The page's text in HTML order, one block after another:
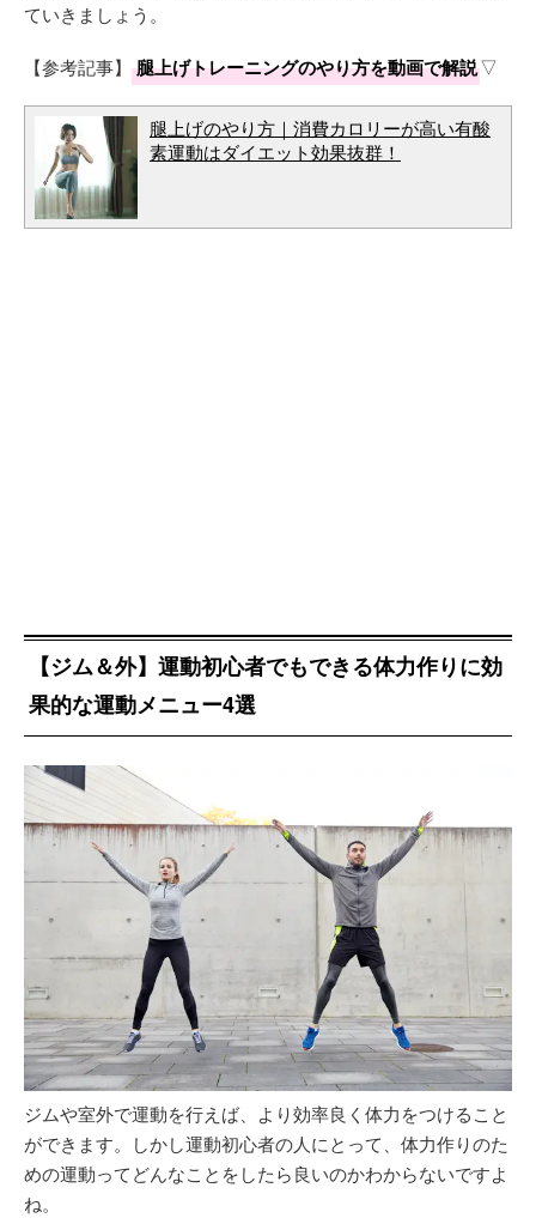
ていきましょう。
【参考記事】 腿上げトレーニングのやり方を動画で解説▽
腿上げのやり方｜消費カロリーが高い有酸
素運動はダイエット効果抜群！
【ジム＆外】運動初心者でもできる体力作りに効
果的な運動メニュー4選
ジムや室外で運動を行えば、より効率良く体力をつけること
ができます。しかし運動初心者の人にとって、体力作りのた
めの運動ってどんなことをしたら良いのかわからないですよ
ね。